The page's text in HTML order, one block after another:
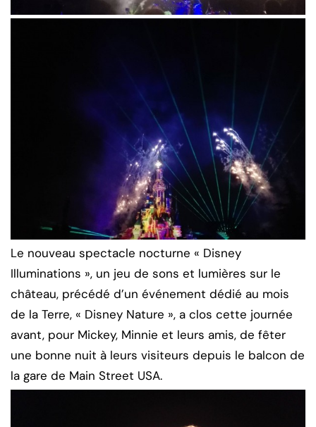
Le nouveau spectacle nocturne « Disney
Illuminations », un jeu de sons et lumières sur le
château, précédé d’un événement dédié au mois
de la Terre, « Disney Nature », a clos cette journée
avant, pour Mickey, Minnie et leurs amis, de fêter
une bonne nuit à leurs visiteurs depuis le balcon de
la gare de Main Street USA.